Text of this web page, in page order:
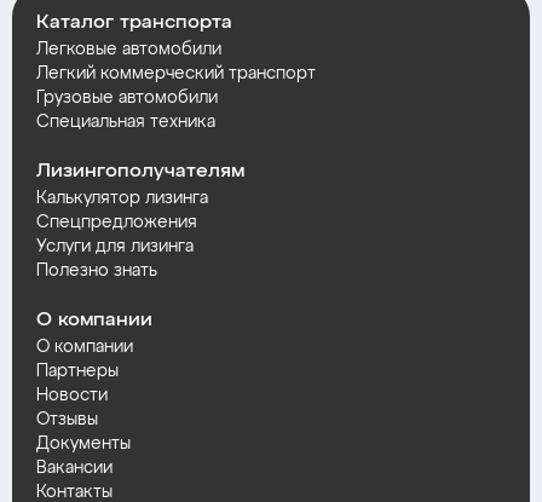
Каталог транспорта
Легковые автомобили
Легкий коммерческий транспорт
Грузовые автомобили
Специальная техника
Лизингополучателям
Калькулятор лизинга
Спецпредложения
Услуги для лизинга
Полезно знать
О компании
О компании
Партнеры
Новости
Отзывы
Документы
Вакансии
Контакты